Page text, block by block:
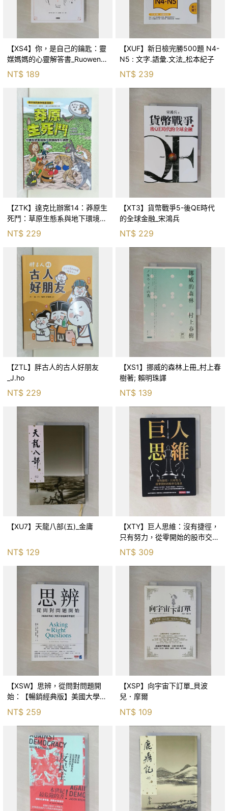
【XS4】你，是自己的鑰匙：靈
媒媽媽的心靈解答書_Ruowen
Huang
NT$ 189
【XUF】新日檢完勝500題 N4-
N5 : 文字.語彙.文法_松本紀子
NT$ 239
【ZTK】達克比辦案14：莽原生
死鬥：草原生態系與地下環境的
生存適應_柯智元
NT$ 229
【XT3】貨幣戰爭5-後QE時代
的全球金融_宋鴻兵
NT$ 229
【ZTL】胖古人的古人好朋友
_J.ho
NT$ 229
【XS1】挪威的森林上冊_村上春
樹著; 賴明珠譯
NT$ 139
【XU7】天龍八部(五)_金庸
NT$ 129
【XTY】巨人思維：沒有捷徑，
只有努力，從零開始的股市交易
員_巨人傑
NT$ 309
【XSW】思辨，從問對問題開
始：【暢銷經典版】美國大學邏
輯思考聖經_尼爾．布朗, 史都
華．基里, 羅耀宗, 蔡宏明, 黃賓
NT$ 259
【XSP】向宇宙下訂單_貝波
兒．摩爾
NT$ 109